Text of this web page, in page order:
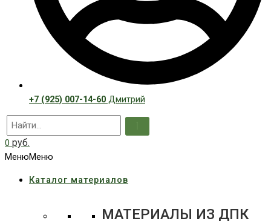
+7 (925) 007-14-60 Дмитрий
0 руб.
МенюМеню
Каталог материалов
МАТЕРИАЛЫ ИЗ ДПК